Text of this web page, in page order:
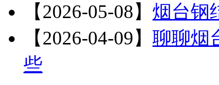
【2026-05-08】 烟台钢
【2026-04-09】 聊聊烟
些